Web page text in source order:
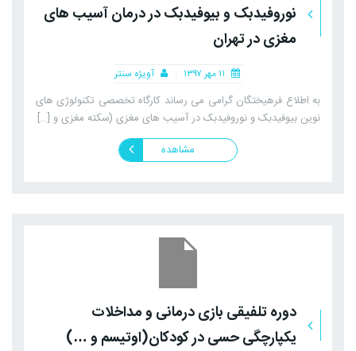
نوروفیدبک و بیوفیدبک در درمان آسیب های
مغزی در تهران
آویژه سنتر
به اطلاع فرهیختگان گرامی می رساند کارگاه تخصصی تکنولوژی های
نوین بیوفیدبک و نوروفیدبک در آسیب های مغزی (سکته مغزی و […]
مشاهده
دوره تلفیقی بازی درمانی و مداخلات
یکپارچگی حسی در کودکان(اوتیسم و …)